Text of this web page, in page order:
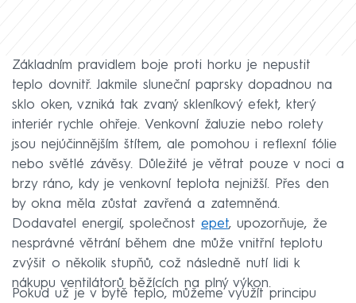
Základním pravidlem boje proti horku je nepustit
teplo dovnitř. Jakmile sluneční paprsky dopadnou na
sklo oken, vzniká tak zvaný skleníkový efekt, který
interiér rychle ohřeje. Venkovní žaluzie nebo rolety
jsou nejúčinnějším štítem, ale pomohou i reflexní fólie
nebo světlé závěsy. Důležité je větrat pouze v noci a
brzy ráno, kdy je venkovní teplota nejnižší. Přes den
by okna měla zůstat zavřená a zatemněná.
Dodavatel energií, společnost epet, upozorňuje, že
nesprávné větrání během dne může vnitřní teplotu
zvýšit o několik stupňů, což následně nutí lidi k
nákupu ventilátorů běžících na plný výkon.
Pokud už je v bytě teplo, můžeme využít principu